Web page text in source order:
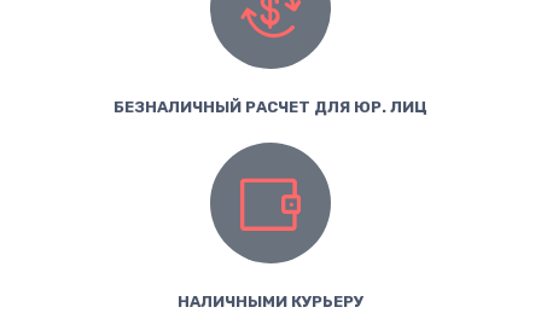
БЕЗНАЛИЧНЫЙ РАСЧЕТ ДЛЯ ЮР. ЛИЦ
НАЛИЧНЫМИ КУРЬЕРУ